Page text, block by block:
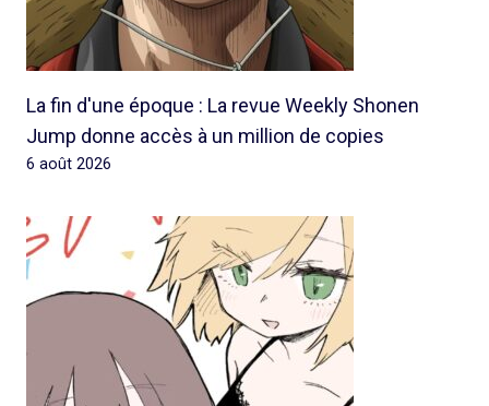
La fin d'une époque : La revue Weekly Shonen
Jump donne accès à un million de copies
6 août 2026